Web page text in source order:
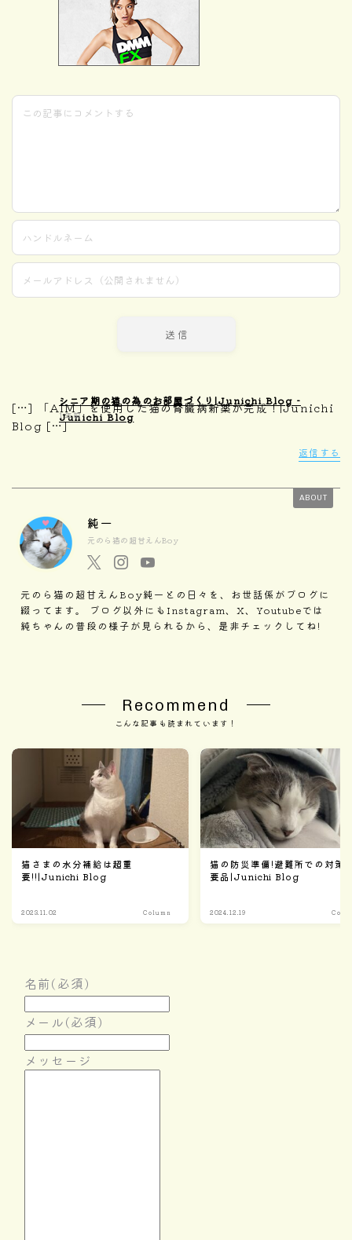
シニア期の猫の為のお部屋づくり|Junichi Blog -
Junichi Blog
1年前
[…] 「AIM」を使用した猫の腎臓病新薬が完成！|Junichi
Blog […]
返信する
ABOUT
純一
元のら猫の超甘えんBoy
元のら猫の超甘えんBoy純一との日々を、お世話係がブログに
綴ってます。 ブログ以外にもInstagram、X、Youtubeでは
純ちゃんの普段の様子が見られるから、是非チェックしてね!
Recommend
こんな記事も読まれています！
猫さまの水分補給は超重
要!!|Junichi Blog
2023.11.02 Column
猫の防災準備!避難所での対策
要品|Junichi Blog
2024.12.19
名前(必須)
メール(必須)
メッセージ